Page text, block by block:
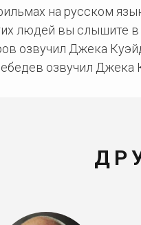
на русском
людей вы слышите
озвучил Джека
озвучил Джека